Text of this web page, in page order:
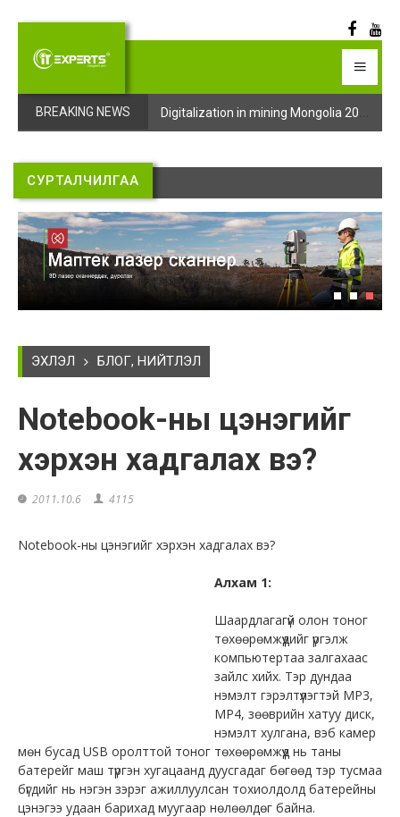
BREAKING NEWS
Digitalization in mining Mongolia 2025 арга хэмжээний бүртгэл эхэллээ Digitalization in mining Mongolia 2025 арга хэмжээний бүртгэл эхэллээ
СУРТАЛЧИЛГАА
ЭХЛЭЛ БЛОГ, НИЙТЛЭЛ
Notebook-ны цэнэгийг
хэрхэн хадгалах вэ?
2011.10.6 4115
Notebook-ны цэнэгийг хэрхэн хадгалах вэ?
Алхам 1:
Шаардлагагүй олон тоног
төхөөрөмжүүдийг үргэлж
компьютертаа залгахаас
зайлс хийх. Тэр дундаа
нэмэлт гэрэлтүүлэгтэй MP3,
MP4, зөөврийн хатуу диск,
нэмэлт хулгана, вэб камер
мөн бусад USB оролттой тоног төхөөрөмжүүд нь таны
батерейг маш түргэн хугацаанд дуусгадаг бөгөөд тэр тусмаа
бүгдийг нь нэгэн зэрэг ажиллуулсан тохиолдолд батерейны
цэнэгээ удаан барихад муугаар нөлөөлдөг байна.